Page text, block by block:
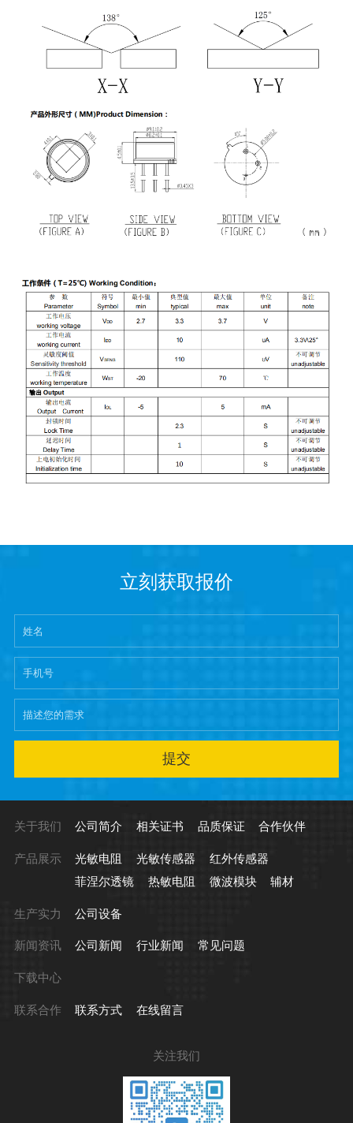
立刻获取报价
提交
关于我们 公司简介 相关证书 品质保证 合作伙伴
产品展示 光敏电阻 光敏传感器
红外传感器
菲涅尔透镜
热敏电阻 微波模块 辅材
生产实力 公司设备
新闻资讯 公司新闻 行业新闻 常见问题
下载中心
联系合作 联系方式 在线留言
关注我们